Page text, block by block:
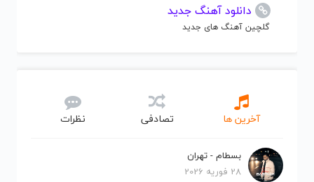
دانلود آهنگ جدید
گلچین آهنگ های جدید
آخرین ها تصادفی نظرات
بسطام - تهران
28 فوریه 2026